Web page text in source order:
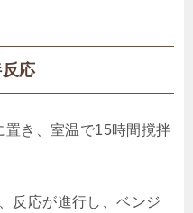
応
置き、室温で15時間撹拌
反応が進行し、ベンジ